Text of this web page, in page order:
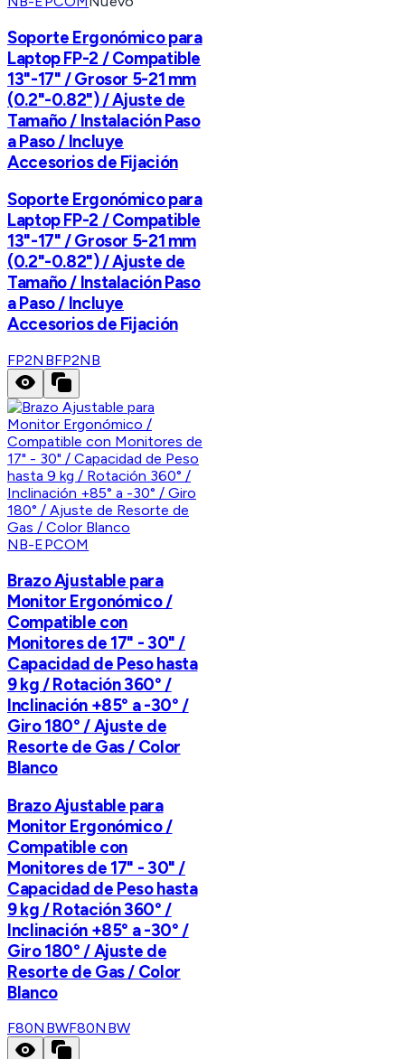
Soporte Ergonómico para
Laptop FP-2 / Compatible
13"-17" / Grosor 5-21 mm
(0.2"-0.82") / Ajuste de
Tamaño / Instalación Paso
a Paso / Incluye
Accesorios de Fijación
Soporte Ergonómico para
Laptop FP-2 / Compatible
13"-17" / Grosor 5-21 mm
(0.2"-0.82") / Ajuste de
Tamaño / Instalación Paso
a Paso / Incluye
Accesorios de Fijación
FP2NBFP2NB
NB-EPCOM
Brazo Ajustable para
Monitor Ergonómico /
Compatible con
Monitores de 17" - 30" /
Capacidad de Peso hasta
9 kg / Rotación 360° /
Inclinación +85° a -30° /
Giro 180° / Ajuste de
Resorte de Gas / Color
Blanco
Brazo Ajustable para
Monitor Ergonómico /
Compatible con
Monitores de 17" - 30" /
Capacidad de Peso hasta
9 kg / Rotación 360° /
Inclinación +85° a -30° /
Giro 180° / Ajuste de
Resorte de Gas / Color
Blanco
F80NBWF80NBW